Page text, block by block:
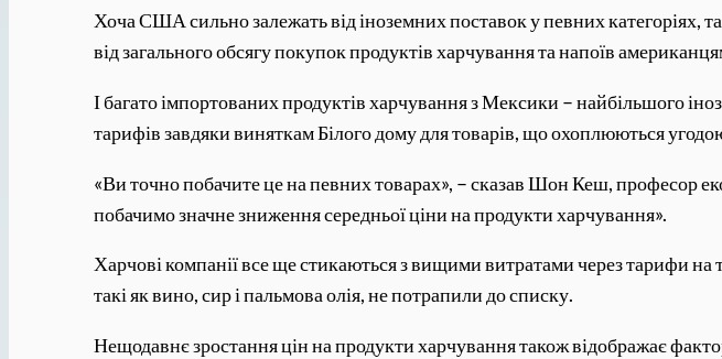
Хоча США сильно залежать від іноземних поставок у певних категоріях,
від загального обсягу покупок продуктів харчування та напоїв
І багато імпортованих продуктів харчування з Мексики – найбільшого
тарифів завдяки виняткам Білого дому для товарів, що охоплюються
«Ви точно побачите це на певних товарах», – сказав Шон Кеш, професор
побачимо значне зниження середньої ціни на продукти харчування».
Харчові компанії все ще стикаються з вищими витратами через тарифи на
такі як вино, сир і пальмова олія, не потрапили до списку.
Нещодавнє зростання цін на продукти харчування також відображає